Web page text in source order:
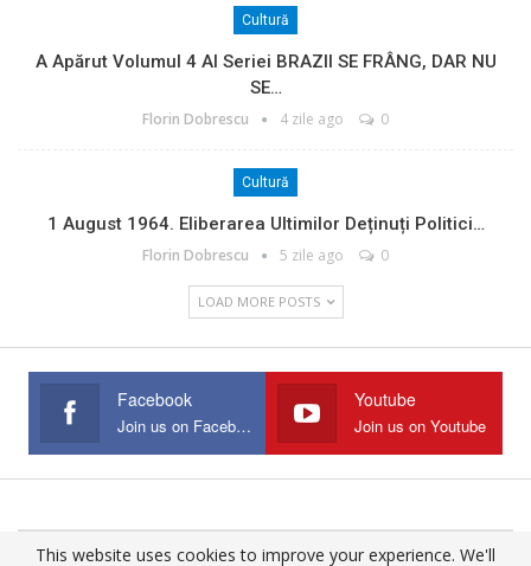
Cultură
A Apărut Volumul 4 Al Seriei BRAZII SE FRÂNG, DAR NU
SE…
Florin Dobrescu 4 zile ago 0
Cultură
1 August 1964. Eliberarea Ultimilor Deținuți Politici…
Florin Dobrescu 5 zile ago 0
LOAD MORE POSTS
Facebook
Join us on Facebook
Youtube
Join us on Youtube
This website uses cookies to improve your experience. We'll